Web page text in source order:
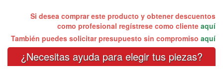
Si desea comprar este producto y obtener descuentos
como profesional regístrese como cliente aquí
También puedes solicitar presupuesto sin compromiso aquí
¿Necesitas ayuda para elegir tus piezas?